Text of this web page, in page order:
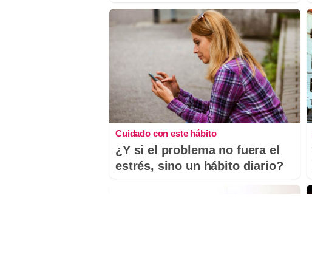
Cuidado con este hábito
¿Y si el problema no fuera el
estrés, sino un hábito diario?